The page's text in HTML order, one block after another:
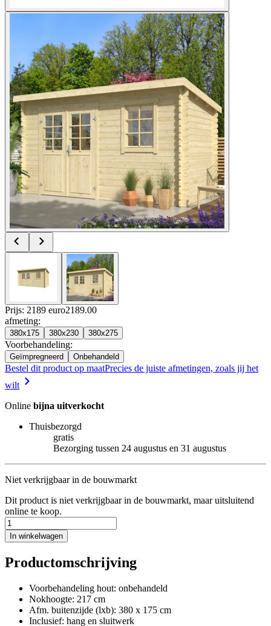
Prijs: 2189 euro2189.00
afmeting:
380x175 380x230 380x275
Voorbehandeling:
Geïmpregneerd Onbehandeld
Bestel dit product op maatPrecies de juiste afmetingen, zoals jij het
wilt
Online bijna uitverkocht
Thuisbezorgd
gratis
Bezorging tussen 24 augustus en 31 augustus
Niet verkrijgbaar in de bouwmarkt
Dit product is niet verkrijgbaar in de bouwmarkt, maar uitsluitend
online te koop.
In winkelwagen
Productomschrijving
Voorbehandeling hout: onbehandeld
Nokhoogte: 217 cm
Afm. buitenzijde (lxb): 380 x 175 cm
Inclusief: hang en sluitwerk